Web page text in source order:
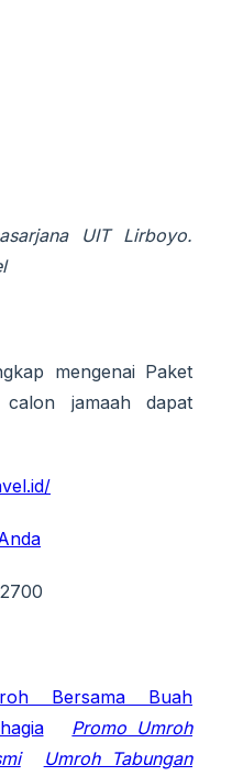
UIT Lirboyo.
mengenai Paket
jamaah dapat
Bersama Buah
Promo Umroh
Umroh Tabungan